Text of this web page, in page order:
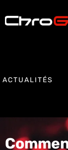
ACTUALITÉS